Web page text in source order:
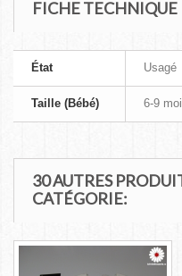
FICHE TECHNIQUE
État Usagé
Taille (Bébé) 6-9
30 AUTRES
CATÉGORIE: